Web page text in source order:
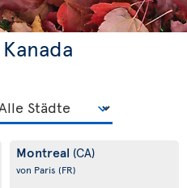
Montreal (CA)
von Paris (FR)